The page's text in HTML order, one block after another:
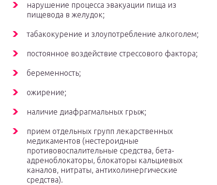
нарушение процесса эвакуации пища из
пищевода в желудок;
табакокурение и злоупотребление алкоголем;
постоянное воздействие стрессового фактора;
беременность;
ожирение;
наличие диафрагмальных грыж;
прием отдельных групп лекарственных
медикаментов (нестероидные
противовоспалительные средства, бета-
адреноблокаторы, блокаторы кальциевых
каналов, нитраты, антихолинергические
средства).